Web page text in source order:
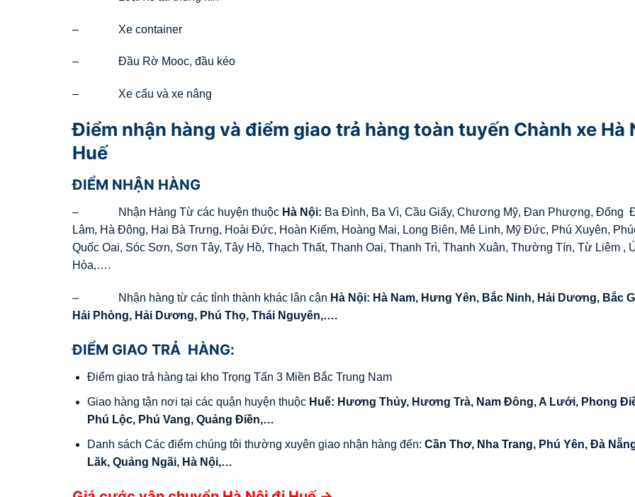
– Xe container
– Đầu Rờ Mooc, đầu kéo
– Xe cẩu và xe nâng
Điểm nhận hàng và điểm giao trả hàng toàn tuyến Chành xe Hà
Huế
ĐIỂM NHẬN HÀNG
– Nhận Hàng Từ các huyện thuộc Hà Nội: Ba Đình, Ba Vì, Cầu Giấy, Chương Mỹ, Đan Phượng, Đống
Lâm, Hà Đông, Hai Bà Trưng, Hoài Đức, Hoàn Kiếm, Hoàng Mai, Long Biên, Mê Linh, Mỹ Đức, Phú Xuyên,
Quốc Oai, Sóc Sơn, Sơn Tây, Tây Hồ, Thạch Thất, Thanh Oai, Thanh Trì, Thanh Xuân, Thường Tín, Từ Liêm ,
Hòa,….
– Nhận hàng từ các tỉnh thành khác lân cận Hà Nội: Hà Nam, Hưng Yên, Bắc Ninh, Hải Dương, Bắc
Hải Phòng, Hải Dương, Phú Thọ, Thái Nguyên,….
ĐIỂM GIAO TRẢ HÀNG:
Điểm giao trả hàng tại kho Trọng Tấn 3 Miền Bắc Trung Nam
Giao hàng tận nơi tại các quận huyện thuộc Huế: Hương Thủy, Hương Trà, Nam Đông, A Lưới, Phong
Phú Lộc, Phú Vang, Quảng Điền,…
Danh sách Các điểm chúng tôi thường xuyên giao nhận hàng đến: Cần Thơ, Nha Trang, Phú Yên, Đà
Lăk, Quảng Ngãi, Hà Nội,…